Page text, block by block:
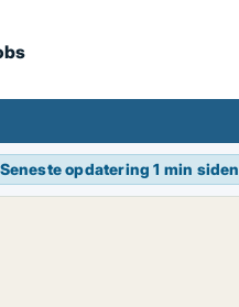
Seneste opdatering1 min siden